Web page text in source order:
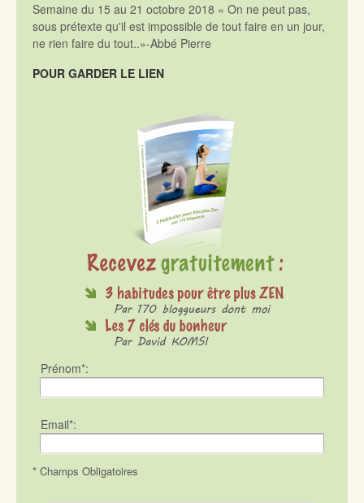
Semaine du 15 au 21 octobre 2018 « On ne peut pas,
sous prétexte qu'il est impossible de tout faire en un jour,
ne rien faire du tout..»-Abbé Pierre
POUR GARDER LE LIEN
Prénom*:
Email*:
* Champs Obligatoires